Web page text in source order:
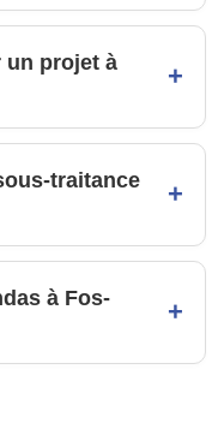
un projet à
+
traitance
+
à Fos-
+